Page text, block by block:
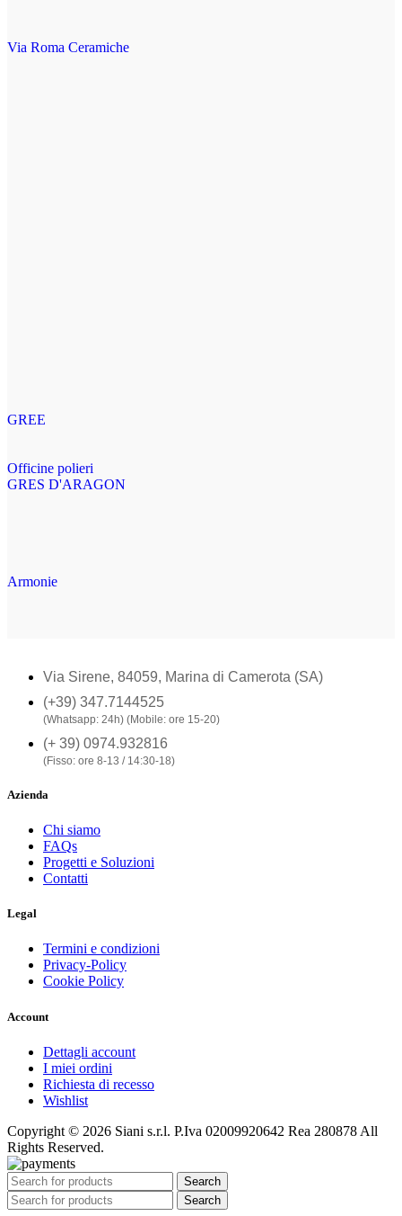
Via Roma Ceramiche
GREE
Officine polieri
GRES D'ARAGON
Armonie
Via Sirene, 84059, Marina di Camerota (SA)
(+39) 347.7144525
(Whatsapp: 24h) (Mobile: ore 15-20)
(+ 39) 0974.932816
(Fisso: ore 8-13 / 14:30-18)
Azienda
Chi siamo
FAQs
Progetti e Soluzioni
Contatti
Legal
Termini e condizioni
Privacy-Policy
Cookie Policy
Account
Dettagli account
I miei ordini
Richiesta di recesso
Wishlist
Copyright © 2026 Siani s.r.l. P.Iva 02009920642 Rea 280878 All
Rights Reserved.
Search
Search